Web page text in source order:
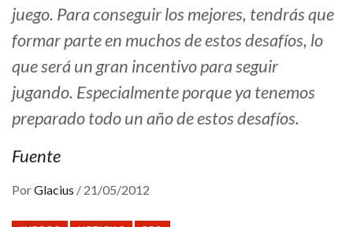
juego. Para conseguir los mejores, tendrás que
formar parte en muchos de estos desafíos, lo
que será un gran incentivo para seguir
jugando. Especialmente porque ya tenemos
preparado todo un año de estos desafíos.
Fuente
PorGlacius / 21/05/2012